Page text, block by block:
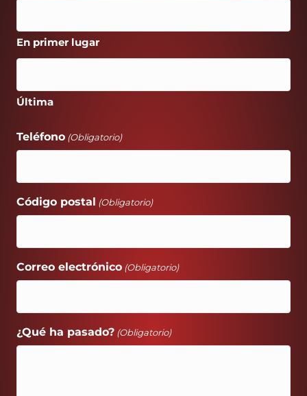
En primer lugar
Última
Teléfono (Obligatorio)
Código postal (Obligatorio)
Correo electrónico (Obligatorio)
¿Qué ha pasado? (Obligatorio)